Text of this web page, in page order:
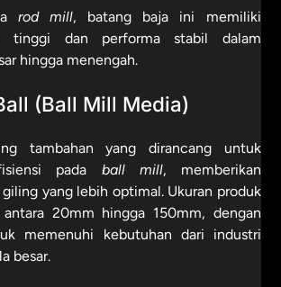
rod mill, batang baja ini memiliki
tinggi dan performa stabil dalam
hingga menengah.
(Ball Mill Media)
tambahan yang dirancang untuk
pada ball mill, memberikan
yang lebih optimal. Ukuran produk
antara 20mm hingga 150mm, dengan
memenuhi kebutuhan dari industri
besar.